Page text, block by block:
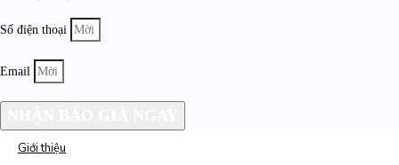
Số điện thoại
Email
Giới thiệu